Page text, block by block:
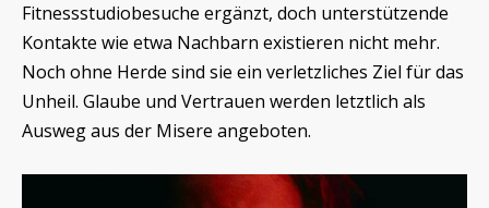
Fitnessstudiobesuche ergänzt, doch unterstützende
Kontakte wie etwa Nachbarn existieren nicht mehr.
Noch ohne Herde sind sie ein verletzliches Ziel für das
Unheil. Glaube und Vertrauen werden letztlich als
Ausweg aus der Misere angeboten.